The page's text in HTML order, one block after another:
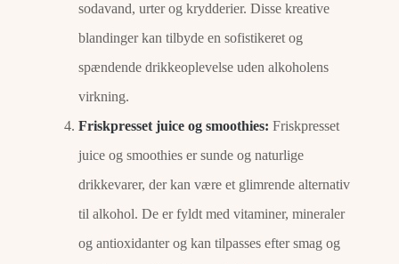
sodavand, urter og krydderier. Disse kreative
blandinger kan tilbyde en sofistikeret og
spændende drikkeoplevelse uden alkoholens
virkning.
Friskpresset juice og smoothies: Friskpresset
juice og smoothies er sunde og naturlige
drikkevarer, der kan være et glimrende alternativ
til alkohol. De er fyldt med vitaminer, mineraler
og antioxidanter og kan tilpasses efter smag og